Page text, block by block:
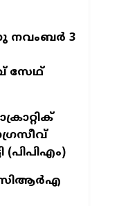
നവംബർ 3
സേഥ്
(പിപിഎം)